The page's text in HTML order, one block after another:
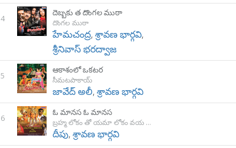
4
దెబ్బకు త దొంగల ముఠా
దొంగల ముఠా
హేమచంద్ర,శ్రావణ భార్గవి,
శ్రీనివాస్ భరద్వాజ
5
ఆకాశంలో ఒకటర
సీమటపాకాయ్
జావేద్ అలీ,శ్రావణ భార్గవి
6
ఓ మానస ఓ మానస
బ్రహ్మ లోకం తో యమా లోకం వయ భూలోకం
దీపు,శ్రావణ భార్గవి